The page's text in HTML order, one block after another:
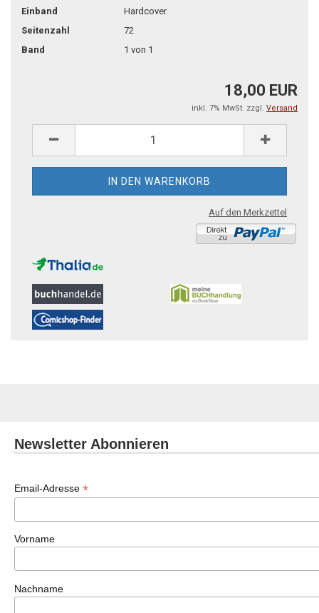
Einband
Hardcover
Seitenzahl
72
Band
1 von 1
18,00 EUR
inkl. 7% MwSt. zzgl. Versand
Auf den Merkzettel
Newsletter Abonnieren
Email-Adresse *
Vorname
Nachname